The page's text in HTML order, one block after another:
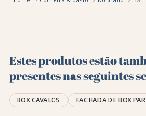
Estes produtos estão
presentes nas seguintes
BOX CAVALOS FACHADA DE BOX